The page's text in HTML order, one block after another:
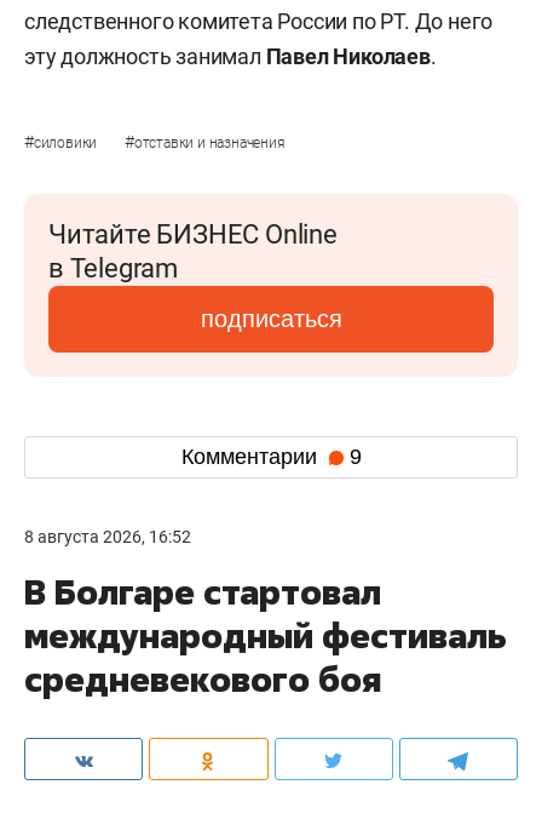
следственного комитета России по РТ. До него
эту должность занимал Павел Николаев.
#силовики #отставки и назначения
Читайте БИЗНЕС Online
в Telegram
подписаться
Комментарии 9
8 августа 2026, 16:52
В Болгаре стартовал
международный фестиваль
средневекового боя